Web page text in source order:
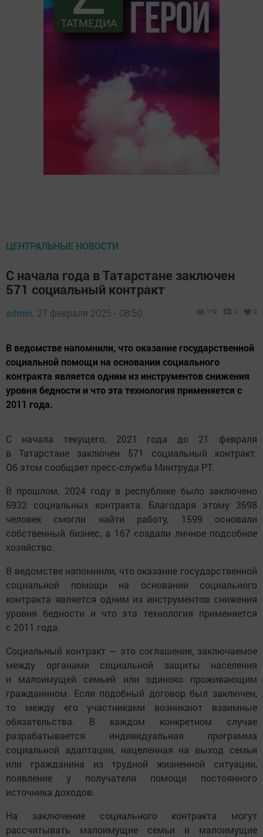
ЦЕНТРАЛЬНЫЕ НОВОСТИ
С начала года в Татарстане заключен
571 социальный контракт
admin, 27 февраля 2025 - 08:50 179 0 0
В ведомстве напомнили, что оказание государственной
социальной помощи на основании социального
контракта является одним из инструментов снижения
уровня бедности и что эта технология применяется с
2011 года.
С начала текущего, 2021 года до 21 февраля
в Татарстане заключен 571 социальный контракт.
Об этом сообщает пресс-служба Минтруда РТ.
В прошлом, 2024 году в республике было заключено
5932 социальных контракта. Благодаря этому 3598
человек смогли найти работу, 1599 основали
собственный бизнес, а 167 создали личное подсобное
хозяйство.
В ведомстве напомнили, что оказание государственной
социальной помощи на основании социального
контракта является одним из инструментов снижения
уровня бедности и что эта технология применяется
с 2011 года.
Социальный контракт — это соглашение, заключаемое
между органами социальной защиты населения
и малоимущей семьей или одиноко проживающим
гражданином. Если подобный договор был заключен,
то между его участниками возникают взаимные
обязательства. В каждом конкретном случае
разрабатывается индивидуальная программа
социальной адаптации, нацеленная на выход семьи
или гражданина из трудной жизненной ситуации,
появление у получателя помощи постоянного
источника доходов.
На заключение социального контракта могут
рассчитывать малоимущие семьи и малоимущие